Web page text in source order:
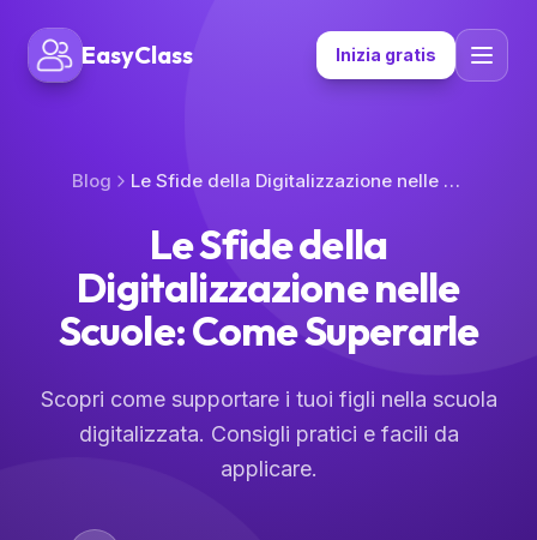
EasyClass Inizia gratis
Blog Le Sfide della Digitalizzazione nelle Scuole: Come Superarle
Le Sfide della
Digitalizzazione nelle
Scuole: Come Superarle
Scopri come supportare i tuoi figli nella scuola
digitalizzata. Consigli pratici e facili da
applicare.